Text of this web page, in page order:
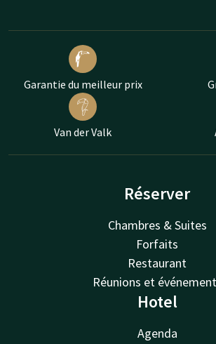
Garantie du meilleur prix
Van der Valk
Réserver
Chambres & Suites
Forfaits
Restaurant
Réunions et
Hotel
Agenda